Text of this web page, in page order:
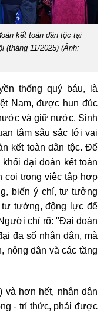
kết toàn dân tộc tại
(tháng 11/2025) (Ảnh:
thống quý báu, là
Nam, được hun đúc
và giữ nước. Sinh
tâm sâu sắc tới vai
kết toàn dân tộc. Để
đại đoàn kết toàn
coi trọng việc tập hợp
biến ý chí, tư tưởng
tưởng, động lực để
chỉ rõ: "Đại đoàn
đa số nhân dân, mà
nông dân và các tầng
và hơn hết, nhân dân
- trí thức, phải được